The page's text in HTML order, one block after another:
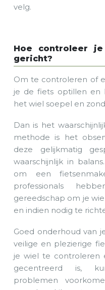
velg.
Hoe controleer
gericht?
Om te controleren of
je de fiets optillen en
het wiel soepel en
Dan is het
methode is het
deze gelijkmatig
waarschijnlijk in
om een
professionals
gereedschap om je
en indien nodig te
Goed onderhoud van
veilige en plezierige
je wiel te controleren
gecentreerd is,
problemen